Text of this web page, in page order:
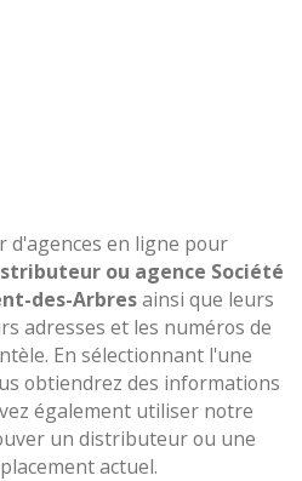
d'agences en ligne pour
ou agence Société
des-Arbresainsi que leurs
adresses et les numéros de
En sélectionnant l'une
obtiendrez des informations
également utiliser notre
un distributeur ou une
actuel.